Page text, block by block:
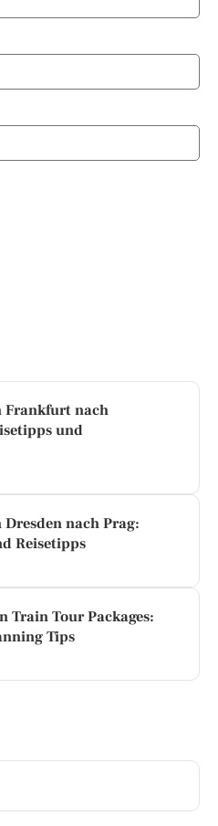
Frankfurt nach
und
nach Prag:
Reisetipps
Train Tour Packages:
Tips